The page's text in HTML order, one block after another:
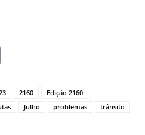
2160
Edição 2160
Julho problemas trânsito